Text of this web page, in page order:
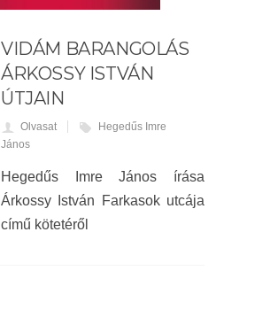
VIDÁM BARANGOLÁS
ÁRKOSSY ISTVÁN
ÚTJAIN
Olvasat
Hegedűs Imre
János
Hegedűs Imre János írása
Árkossy István Farkasok utcája
című kötetéről